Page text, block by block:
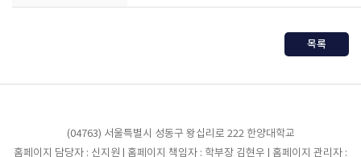
목록
(04763) 서울특별시 성동구 왕십리로 222 한양대학교
홈페이지 담당자 : 신지원 | 홈페이지 책임자 : 학부장 김현우 | 홈페이지 관리자 :